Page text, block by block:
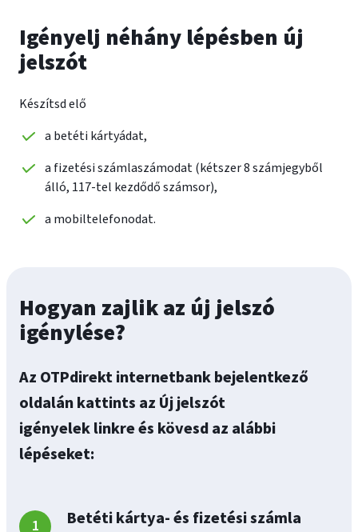
Igényelj néhány lépésben új
jelszót
Készítsd elő
a betéti kártyádat,
a fizetési számlaszámodat (kétszer 8 számjegyből
álló, 117-tel kezdődő számsor),
a mobiltelefonodat.
Hogyan zajlik az új jelszó
igénylése?
Az OTPdirekt internetbank bejelentkező
oldalán kattints az Új jelszót
igényelek linkre és kövesd az alábbi
lépéseket:
Betéti kártya- és fizetési számla